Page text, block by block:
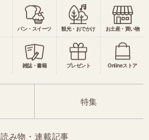
パン・スイーツ 観光・おでかけ お土産・買い物
雑誌・書籍 プレゼント Onlineストア
特集
読み物・連載記事